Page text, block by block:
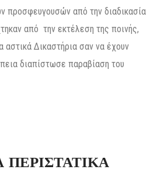
προσφευγουσών από την διαδικασία
από την εκτέλεση της ποινής,
αστικά Δικαστήρια σαν να έχουν
διαπίστωσε παραβίαση του